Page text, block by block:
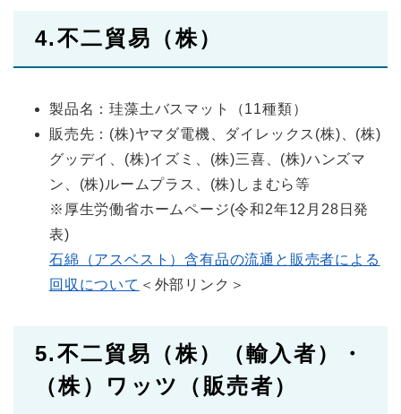
4.不二貿易（株）
製品名：珪藻土バスマット（11種類）
販売先：(株)ヤマダ電機、ダイレックス(株)、(株)
グッデイ、(株)イズミ、(株)三喜、(株)ハンズマ
ン、(株)ルームプラス、(株)しまむら等
※厚生労働省ホームページ(令和2年12月28日発
表)
石綿（アスベスト）含有品の流通と販売者による
回収について ＜外部リンク＞
5.不二貿易（株）（輸入者）・
（株）ワッツ（販売者）